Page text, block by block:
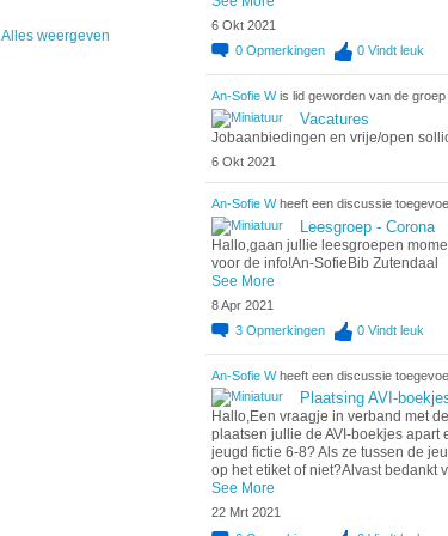
Alles weergeven
6 Okt 2021
0 Opmerkingen 0 Vindt leuk
An-Sofie Wis lid geworden van de groep
Vacatures
Jobaanbiedingen en vrije/open
6 Okt 2021
An-Sofie Wheeft een discussie
Leesgroep - Corona
Hallo,gaan jullie leesgroepen
voor de info!An-SofieBib Zutendaal
See More
8 Apr 2021
3 Opmerkingen 0 Vindt leuk
An-Sofie Wheeft een discussie
Plaatsing AVI-
Hallo,Een vraagje in verband met
plaatsen jullie de AVI-boekjes apart
jeugd fictie 6-8? Als ze tussen de
op het etiket of niet?Alvast bedankt
See More
22 Mrt 2021